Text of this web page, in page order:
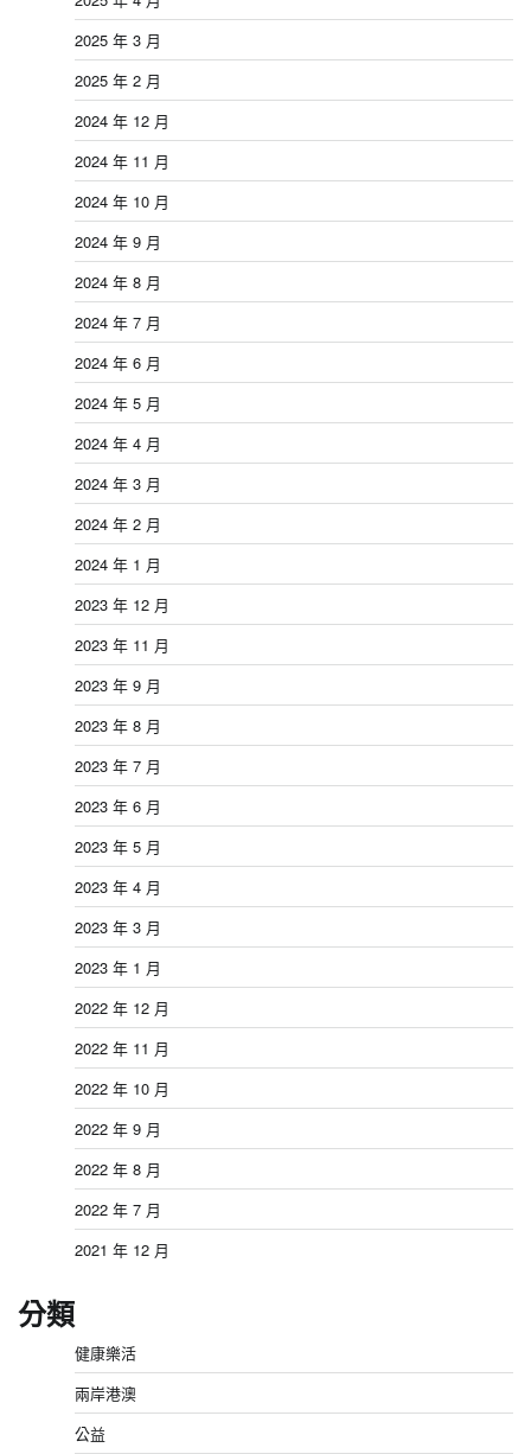
2025 年 3 月
2025 年 2 月
2024 年 12 月
2024 年 11 月
2024 年 10 月
2024 年 9 月
2024 年 8 月
2024 年 7 月
2024 年 6 月
2024 年 5 月
2024 年 4 月
2024 年 3 月
2024 年 2 月
2024 年 1 月
2023 年 12 月
2023 年 11 月
2023 年 9 月
2023 年 8 月
2023 年 7 月
2023 年 6 月
2023 年 5 月
2023 年 4 月
2023 年 3 月
2023 年 1 月
2022 年 12 月
2022 年 11 月
2022 年 10 月
2022 年 9 月
2022 年 8 月
2022 年 7 月
2021 年 12 月
分類
健康樂活
兩岸港澳
公益